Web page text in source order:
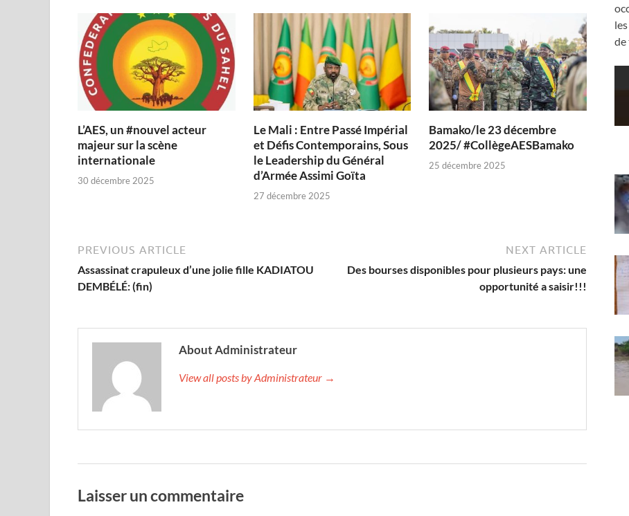
L’AES, un #nouvel acteur
majeur sur la scène
internationale
30 décembre 2025
Le Mali : Entre Passé Impérial
et Défis Contemporains, Sous
le Leadership du Général
d’Armée Assimi Goïta
27 décembre 2025
Bamako/le 23 décembre
2025/ #CollègeAESBamako
25 décembre 2025
PREVIOUS ARTICLE
Assassinat crapuleux d’une jolie fille KADIATOU
DEMBÉLÉ: (fin)
NEXT ARTICLE
Des bourses disponibles pour plusieurs pays: une
opportunité a saisir!!!
About Administrateur
View all posts by Administrateur →
Laisser un commentaire
de